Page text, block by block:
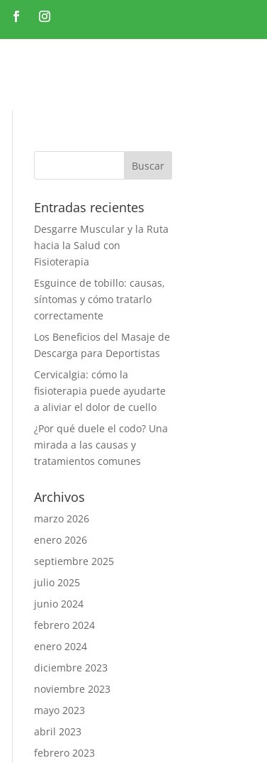
Entradas recientes
Desgarre Muscular y la Ruta
hacia la Salud con
Fisioterapia
Esguince de tobillo: causas,
síntomas y cómo tratarlo
correctamente
Los Beneficios del Masaje de
Descarga para Deportistas
Cervicalgia: cómo la
fisioterapia puede ayudarte
a aliviar el dolor de cuello
¿Por qué duele el codo? Una
mirada a las causas y
tratamientos comunes
Archivos
marzo 2026
enero 2026
septiembre 2025
julio 2025
junio 2024
febrero 2024
enero 2024
diciembre 2023
noviembre 2023
mayo 2023
abril 2023
febrero 2023